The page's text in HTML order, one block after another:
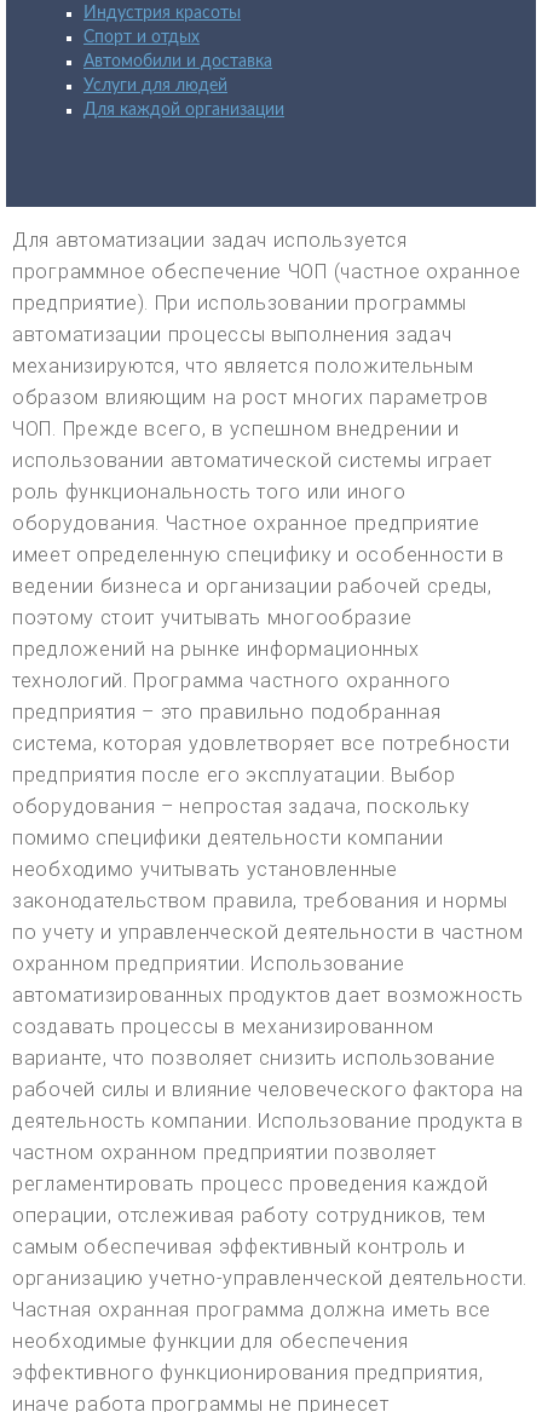
Индустрия красоты
Спорт и отдых
Автомобили и доставка
Услуги для людей
Для каждой организации
Для автоматизации задач используется
программное обеспечение ЧОП (частное охранное
предприятие). При использовании программы
автоматизации процессы выполнения задач
механизируются, что является положительным
образом влияющим на рост многих параметров
ЧОП. Прежде всего, в успешном внедрении и
использовании автоматической системы играет
роль функциональность того или иного
оборудования. Частное охранное предприятие
имеет определенную специфику и особенности в
ведении бизнеса и организации рабочей среды,
поэтому стоит учитывать многообразие
предложений на рынке информационных
технологий. Программа частного охранного
предприятия – это правильно подобранная
система, которая удовлетворяет все потребности
предприятия после его эксплуатации. Выбор
оборудования – непростая задача, поскольку
помимо специфики деятельности компании
необходимо учитывать установленные
законодательством правила, требования и нормы
по учету и управленческой деятельности в частном
охранном предприятии. Использование
автоматизированных продуктов дает возможность
создавать процессы в механизированном
варианте, что позволяет снизить использование
рабочей силы и влияние человеческого фактора на
деятельность компании. Использование продукта в
частном охранном предприятии позволяет
регламентировать процесс проведения каждой
операции, отслеживая работу сотрудников, тем
самым обеспечивая эффективный контроль и
организацию учетно-управленческой деятельности.
Частная охранная программа должна иметь все
необходимые функции для обеспечения
эффективного функционирования предприятия,
иначе работа программы не принесет